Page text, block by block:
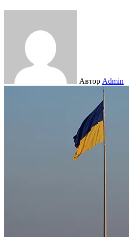
Автор Admin